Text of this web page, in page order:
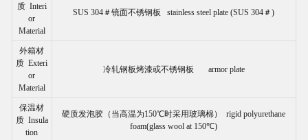
质 Interi
or
Material
SUS 304＃镜面不锈钢板 stainless steel plate (SUS 304＃)
外箱材
质 Exteri
or
Material
冷轧钢板烤漆或不锈钢板 armor plate
保温材
质 Insula
tion
硬质发泡胶（当高温为150℃时采用玻璃棉） rigid polyurethane
foam(glass wool at 150℃)